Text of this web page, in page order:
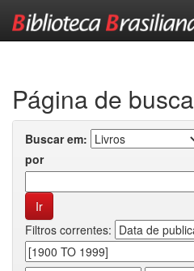
Página de busca
Buscar em:
por
Filtros correntes: